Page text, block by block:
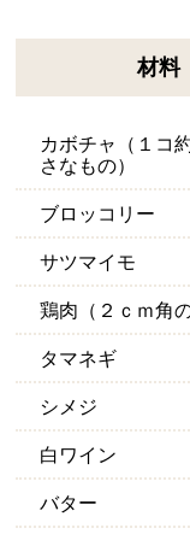
材料
カボチャ（１コ
さなもの）
ブロッコリー
サツマイモ
鶏肉（２ｃｍ角
タマネギ
シメジ
白ワイン
バター